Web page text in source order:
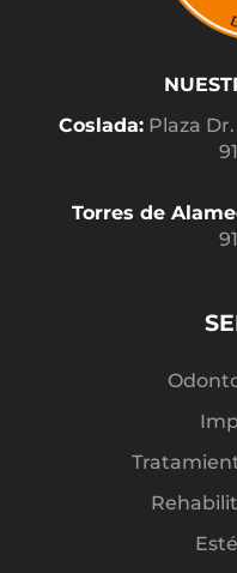
Coslada: Plaza
Torres de